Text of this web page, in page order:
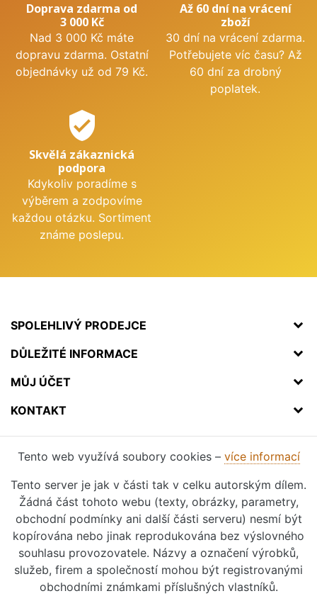
Doprava zdarma od
3 000 Kč
Nad 3 000 Kč máte
dopravu zdarma. Ostatní
objednávky už od 79 Kč.
Až 60 dní na vrácení
zboží
30 dní na vrácení zdarma.
Potřebujete víc času? Až
60 dní za drobný
poplatek.
verified_user
Skvělá zákaznická
podpora
Kdykoliv poradíme s
výběrem a zodpovíme
každou otázku. Sortiment
známe poslepu.
SPOLEHLIVÝ PRODEJCE
DŮLEŽITÉ INFORMACE
MŮJ ÚČET
KONTAKT
Tento web využívá soubory cookies – více informací
Tento server je jak v části tak v celku autorským dílem.
Žádná část tohoto webu (texty, obrázky, parametry,
obchodní podmínky ani další části serveru) nesmí být
kopírována nebo jinak reprodukována bez výslovného
souhlasu provozovatele. Názvy a označení výrobků,
služeb, firem a společností mohou být registrovanými
obchodními známkami příslušných vlastníků.